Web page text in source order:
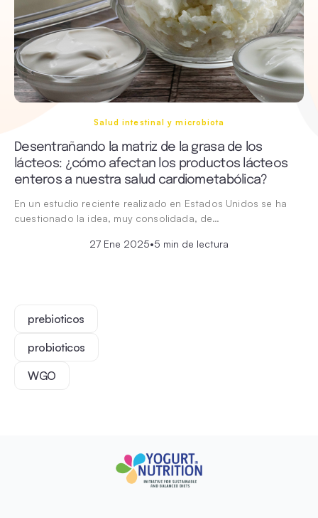
Salud intestinal y microbiota
Desentrañando la matriz de la grasa de los
lácteos: ¿cómo afectan los productos lácteos
enteros a nuestra salud cardiometabólica?
En un estudio reciente realizado en Estados Unidos se ha
cuestionado la idea, muy consolidada, de…
27 Ene 2025•5 min de lectura
prebioticos
probioticos
WGO